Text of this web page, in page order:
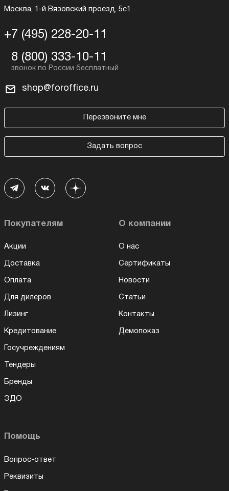
Москва, 1-й Вязовский проезд, 5с1
+7 (495) 228-20-11
8 (800) 333-10-11
shop@foroffice.ru
Перезвоните мне
Задать вопрос
Покупателям
Акции
Доставка
Оплата
Для дилеров
Лизинг
Кредитование
Госучреждениям
Тендеры
Бренды
ЭДО
О компании
О нас
Сертификаты
Новости
Статьи
Контакты
Демопоказ
Помощь
Вопрос-ответ
Реквизиты